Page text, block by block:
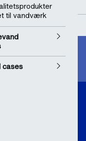
til vandværk
cases